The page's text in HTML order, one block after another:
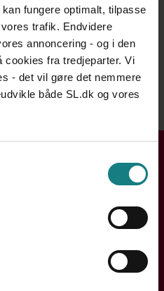
fungere optimalt, tilpasse
trafik. Endvidere
annoncering - og i den
fra tredjeparter. Vi
- det vil gøre det nemmere
både SL.dk og vores
og faglig koordinator på
forfatter til bogen ’Når
Mie Brandstrup, Genlyd
kreds rådgiver dig og hjælper